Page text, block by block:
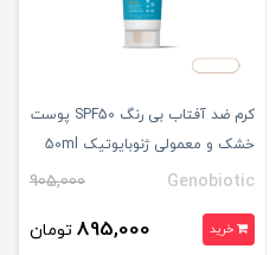
کرم ضد آفتاب بی رنگ SPF50 پوست
خشک و معمولی ژنوبایوتیک 50ml
Genobiotic
905,000
خرید 895,000 تومان